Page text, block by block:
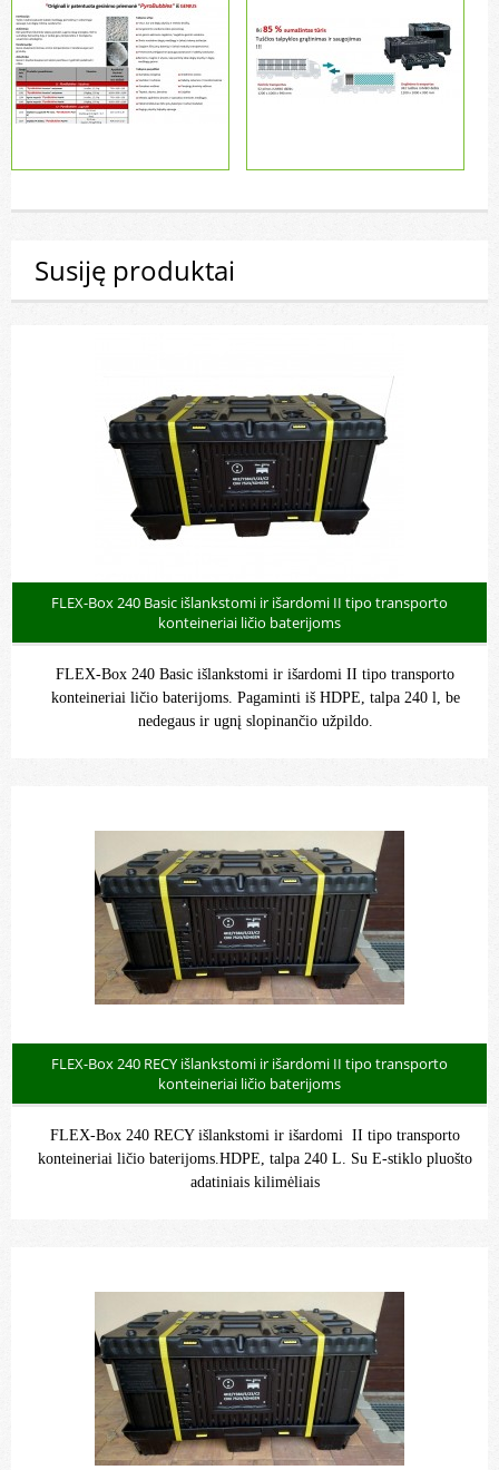
Susiję produktai
FLEX-Box 240 Basic išlankstomi ir išardomi II tipo transporto
konteineriai ličio baterijoms
FLEX-Box 240 Basic išlankstomi ir išardomi II tipo transporto
konteineriai ličio baterijoms. Pagaminti iš HDPE, talpa 240 l, be
nedegaus ir ugnį slopinančio užpildo.
FLEX-Box 240 RECY išlankstomi ir išardomi II tipo transporto
konteineriai ličio baterijoms
FLEX-Box 240 RECY išlankstomi ir išardomi II tipo transporto
konteineriai ličio baterijoms.HDPE, talpa 240 L. Su E-stiklo pluošto
adatiniais kilimėliais